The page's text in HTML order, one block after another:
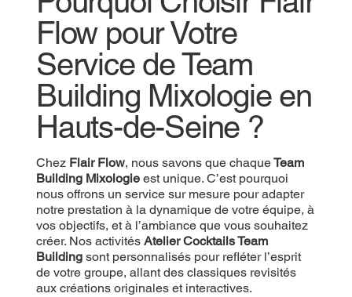
Flow pour Votre
Service de Team
Building Mixologie en
Hauts-de-Seine ?
Chez Flair Flow, nous savons que chaqueTeam
Building Mixologieest unique. C’est pourquoi
nous offrons un service sur mesure pour adapter
notre prestation à la dynamique de votre équipe, à
vos objectifs, et à l’ambiance que vous souhaitez
créer. Nos activités Atelier Cocktails Team
Buildingsont personnalisés pour refléter l’esprit
de votre groupe, allant des classiques revisités
aux créations originales et interactives.